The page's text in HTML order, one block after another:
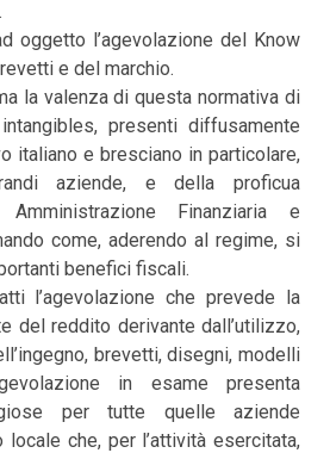
oggetto l’agevolazione del Know
e del marchio.
la valenza di questa normativa di
presenti diffusamente
italiano e bresciano in particolare,
aziende, e della proficua
Finanziaria e
come, aderendo al regime, si
benefici fiscali.
l’agevolazione che prevede la
del reddito derivante dall’utilizzo,
brevetti, disegni, modelli
in esame presenta
per tutte quelle aziende
che, per l’attività esercitata,